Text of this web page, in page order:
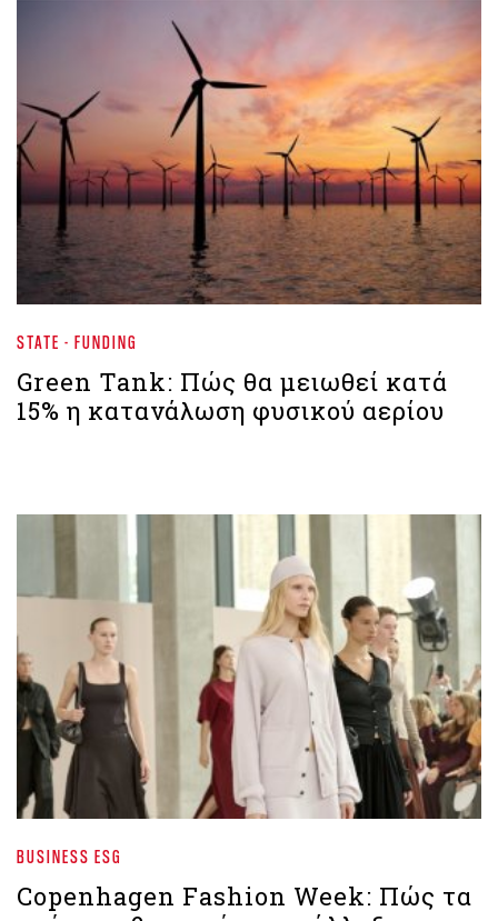
STATE - FUNDING
Green Tank: Πώς θα μειωθεί κατά
15% η κατανάλωση φυσικού αερίου
BUSINESS ESG
Copenhagen Fashion Week: Πώς τα